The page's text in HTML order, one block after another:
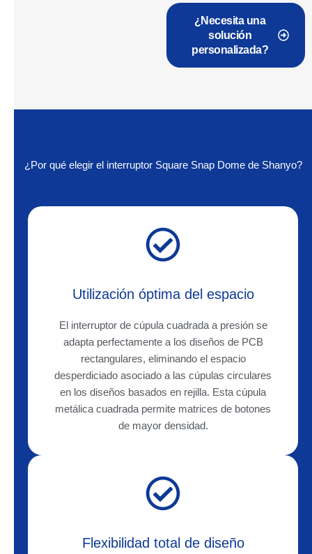
¿Necesita una
solución
personalizada?
¿Por qué elegir el interruptor Square Snap Dome de Shanyo?
Utilización óptima del espacio
El interruptor de cúpula cuadrada a presión se
adapta perfectamente a los diseños de PCB
rectangulares, eliminando el espacio
desperdiciado asociado a las cúpulas circulares
en los diseños basados en rejilla. Esta cúpula
metálica cuadrada permite matrices de botones
de mayor densidad.
Flexibilidad total de diseño